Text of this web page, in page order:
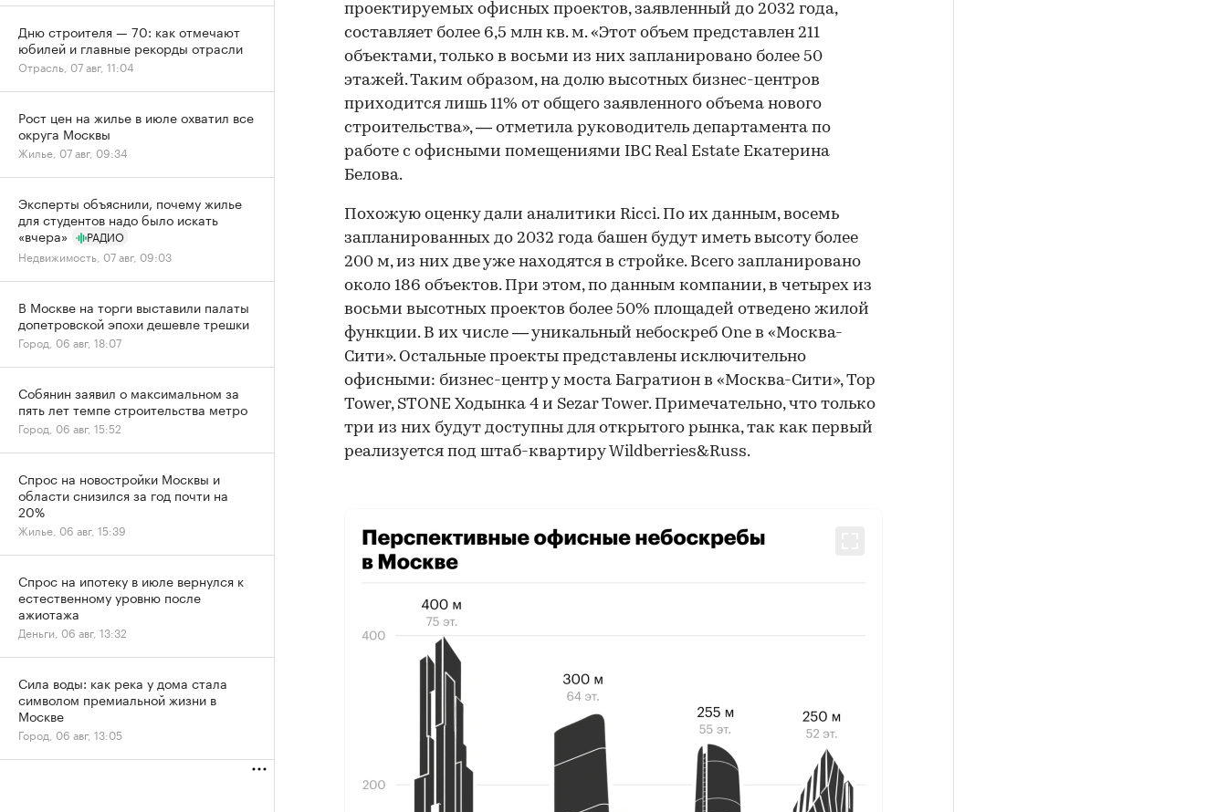
проектируемых офисных проектов, заявленный до 2032 года,
составляет более 6,5 млн кв. м. «Этот объем представлен 211
объектами, только в восьми из них запланировано более 50
этажей. Таким образом, на долю высотных бизнес-центров
приходится лишь 11% от общего заявленного объема нового
строительства», — отметила руководитель департамента по
работе с офисными помещениями IBC Real Estate Екатерина
Белова.
Похожую оценку дали аналитики Ricci. По их данным, восемь
запланированных до 2032 года башен будут иметь высоту более
200 м, из них две уже находятся в стройке. Всего запланировано
около 186 объектов. При этом, по данным компании, в четырех из
восьми высотных проектов более 50% площадей отведено жилой
функции. В их числе — уникальный небоскреб One в «Москва-
Сити». Остальные проекты представлены исключительно
офисными: бизнес-центр у моста Багратион в «Москва-Сити», Top
Tower, STONE Ходынка 4 и Sezar Tower. Примечательно, что только
три из них будут доступны для открытого рынка, так как первый
реализуется под штаб-квартиру Wildberries&Russ.
Дню строителя — 70: как отмечают
юбилей и главные рекорды отрасли
Отрасль, 07 авг, 11:04
Рост цен на жилье в июле охватил все
округа Москвы
Жилье, 07 авг, 09:34
Эксперты объяснили, почему жилье
для студентов надо было искать
«вчера»
РАДИО
Недвижимость, 07 авг, 09:03
В Москве на торги выставили палаты
допетровской эпохи дешевле трешки
Город, 06 авг, 18:07
Собянин заявил о максимальном за
пять лет темпе строительства метро
Город, 06 авг, 15:52
Спрос на новостройки Москвы и
области снизился за год почти на
20%
Жилье, 06 авг, 15:39
Спрос на ипотеку в июле вернулся к
естественному уровню после
ажиотажа
Деньги, 06 авг, 13:32
Сила воды: как река у дома стала
символом премиальной жизни в
Москве
Город, 06 авг, 13:05